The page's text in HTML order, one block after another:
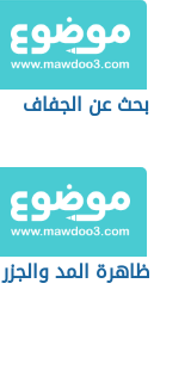
بحث عن الجفاف
ظاهرة المد والجزر